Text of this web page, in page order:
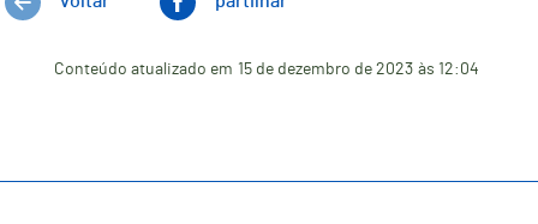
Conteúdo atualizado em 15 de dezembro de 2023 às 12:04